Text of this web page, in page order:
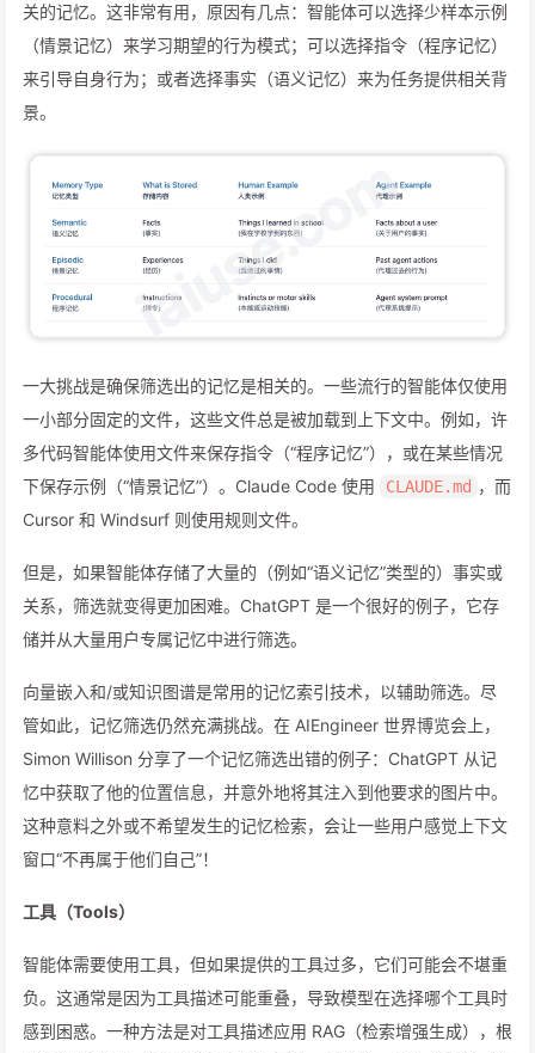
关的记忆。这非常有用，原因有几点：智能体可以选择少样本示例
（情景记忆）来学习期望的行为模式；可以选择指令（程序记忆）
来引导自身行为；或者选择事实（语义记忆）来为任务提供相关背
景。
一大挑战是确保筛选出的记忆是相关的。一些流行的智能体仅使用
一小部分固定的文件，这些文件总是被加载到上下文中。例如，许
多代码智能体使用文件来保存指令（“程序记忆”），或在某些情况
下保存示例（“情景记忆”）。Claude Code 使用
CLAUDE.md ，而
Cursor 和 Windsurf 则使用规则文件。
但是，如果智能体存储了大量的（例如“语义记忆”类型的）事实或
关系，筛选就变得更加困难。ChatGPT 是一个很好的例子，它存
储并从大量用户专属记忆中进行筛选。
向量嵌入和/或知识图谱是常用的记忆索引技术，以辅助筛选。尽
管如此，记忆筛选仍然充满挑战。在 AIEngineer 世界博览会上，
Simon Willison 分享了一个记忆筛选出错的例子：ChatGPT 从记
忆中获取了他的位置信息，并意外地将其注入到他要求的图片中。
这种意料之外或不希望发生的记忆检索，会让一些用户感觉上下文
窗口“不再属于他们自己”！
工具（Tools）
智能体需要使用工具，但如果提供的工具过多，它们可能会不堪重
负。这通常是因为工具描述可能重叠，导致模型在选择哪个工具时
感到困惑。一种方法是对工具描述应用 RAG（检索增强生成），根